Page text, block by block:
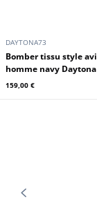
DAYTONA73
Chemise manches courtes beige
Daytona